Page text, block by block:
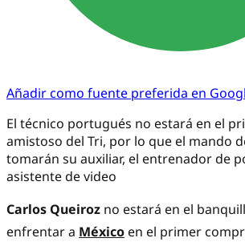
Añadir como fuente preferida en
El técnico portugués no estará en el
amistoso del Tri, por lo que el mando
tomarán su auxiliar, el entrenador de
asistente de video
Carlos Queiroz no estará en el
enfrentar a México en el primer